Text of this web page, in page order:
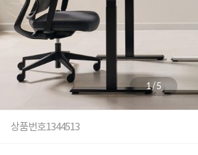
1/5
상품번호1344513